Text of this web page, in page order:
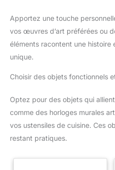
Apportez une touche
vos œuvres d’art préférées ou
éléments racontent une
unique.
Choisir des objets fonctionnels
Optez pour des objets qui allient
comme des horloges murales
vos ustensiles de cuisine. Ces
restant pratiques.